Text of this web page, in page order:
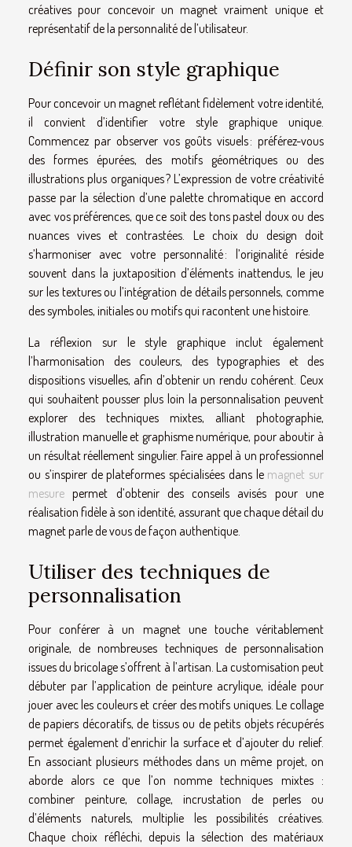
créatives pour concevoir un magnet vraiment unique et
représentatif de la personnalité de l’utilisateur.
Définir son style graphique
Pour concevoir un magnet reflétant fidèlement votre identité,
il convient d’identifier votre style graphique unique.
Commencez par observer vos goûts visuels : préférez-vous
des formes épurées, des motifs géométriques ou des
illustrations plus organiques ? L’expression de votre créativité
passe par la sélection d’une palette chromatique en accord
avec vos préférences, que ce soit des tons pastel doux ou des
nuances vives et contrastées. Le choix du design doit
s’harmoniser avec votre personnalité : l’originalité réside
souvent dans la juxtaposition d’éléments inattendus, le jeu
sur les textures ou l’intégration de détails personnels, comme
des symboles, initiales ou motifs qui racontent une histoire.
La réflexion sur le style graphique inclut également
l’harmonisation des couleurs, des typographies et des
dispositions visuelles, afin d’obtenir un rendu cohérent. Ceux
qui souhaitent pousser plus loin la personnalisation peuvent
explorer des techniques mixtes, alliant photographie,
illustration manuelle et graphisme numérique, pour aboutir à
un résultat réellement singulier. Faire appel à un professionnel
ou s’inspirer de plateformes spécialisées dans le magnet sur
mesure permet d’obtenir des conseils avisés pour une
réalisation fidèle à son identité, assurant que chaque détail du
magnet parle de vous de façon authentique.
Utiliser des techniques de
personnalisation
Pour conférer à un magnet une touche véritablement
originale, de nombreuses techniques de personnalisation
issues du bricolage s’offrent à l’artisan. La customisation peut
débuter par l’application de peinture acrylique, idéale pour
jouer avec les couleurs et créer des motifs uniques. Le collage
de papiers décoratifs, de tissus ou de petits objets récupérés
permet également d’enrichir la surface et d’ajouter du relief.
En associant plusieurs méthodes dans un même projet, on
aborde alors ce que l’on nomme techniques mixtes :
combiner peinture, collage, incrustation de perles ou
d’éléments naturels, multiplie les possibilités créatives.
Chaque choix réfléchi, depuis la sélection des matériaux